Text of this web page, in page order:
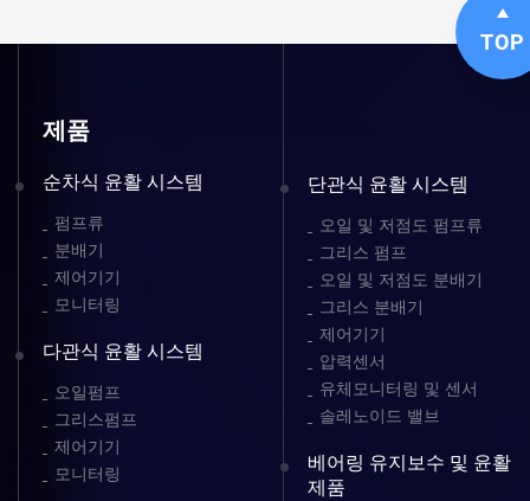
TOP
제품
순차식 윤활 시스템
펌프류
분배기
제어기기
모니터링
다관식 윤활 시스템
오일펌프
그리스펌프
제어기기
모니터링
단관식 윤활 시스템
오일 및 저점도 펌프류
그리스 펌프
오일 및 저점도 분배기
그리스 분배기
제어기기
압력센서
유체모니터링 및 센서
솔레노이드 밸브
베어링 유지보수 및 윤활
제품